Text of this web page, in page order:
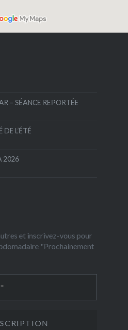
– SÉANCE REPORTÉE
DE L’ÉTÉ
2026
et inscrivez-vous pour
"Prochainement